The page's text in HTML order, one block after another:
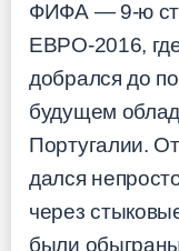
ФИФА — 9-ю
ЕВРО-2016,
добрался до
будущем
Португалии.
дался
через
были